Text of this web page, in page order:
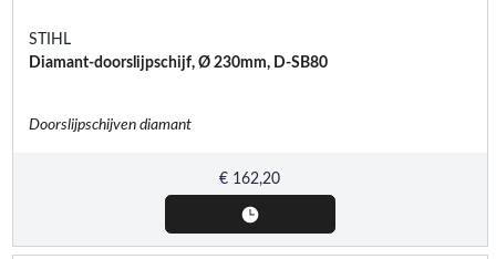
STIHL
Diamant-doorslijpschijf, Ø 230mm, D-SB80
Doorslijpschijven diamant
€ 162,20